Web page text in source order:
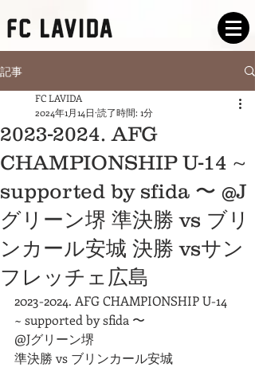
記事
2023-2024. AFG
CHAMPIONSHIP U-14 ~
supported by sfida 〜 @J
グリーン堺 準決勝 vs ブリ
ンカール安城 決勝 vsサン
フレッチェ広島
FC LAVIDA
2024年1月14日 読了時間: 1分
2023-2024. AFG CHAMPIONSHIP U-14
~ supported by sfida 〜
@Jグリーン堺
準決勝 vs ブリンカール安城